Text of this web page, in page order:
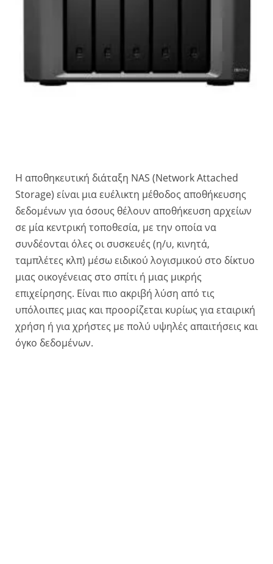
Η αποθηκευτική διάταξη NAS (Network Attached
Storage) είναι μια ευέλικτη μέθοδος αποθήκευσης
δεδομένων για όσους θέλουν αποθήκευση αρχείων
σε μία κεντρική τοποθεσία, με την οποία να
συνδέονται όλες οι συσκευές (η/υ, κινητά,
ταμπλέτες κλπ) μέσω ειδικού λογισμικού στο δίκτυο
μιας οικογένειας στο σπίτι ή μιας μικρής
επιχείρησης. Είναι πιο ακριβή λύση από τις
υπόλοιπες μιας και προορίζεται κυρίως για εταιρική
χρήση ή για χρήστες με πολύ υψηλές απαιτήσεις και
όγκο δεδομένων.